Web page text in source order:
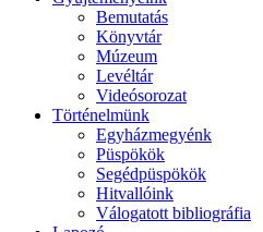
Bemutatás
Könyvtár
Múzeum
Levéltár
Videósorozat
Történelmünk
Egyházmegyénk
Püspökök
Segédpüspökök
Hitvallóink
Válogatott bibliográfia